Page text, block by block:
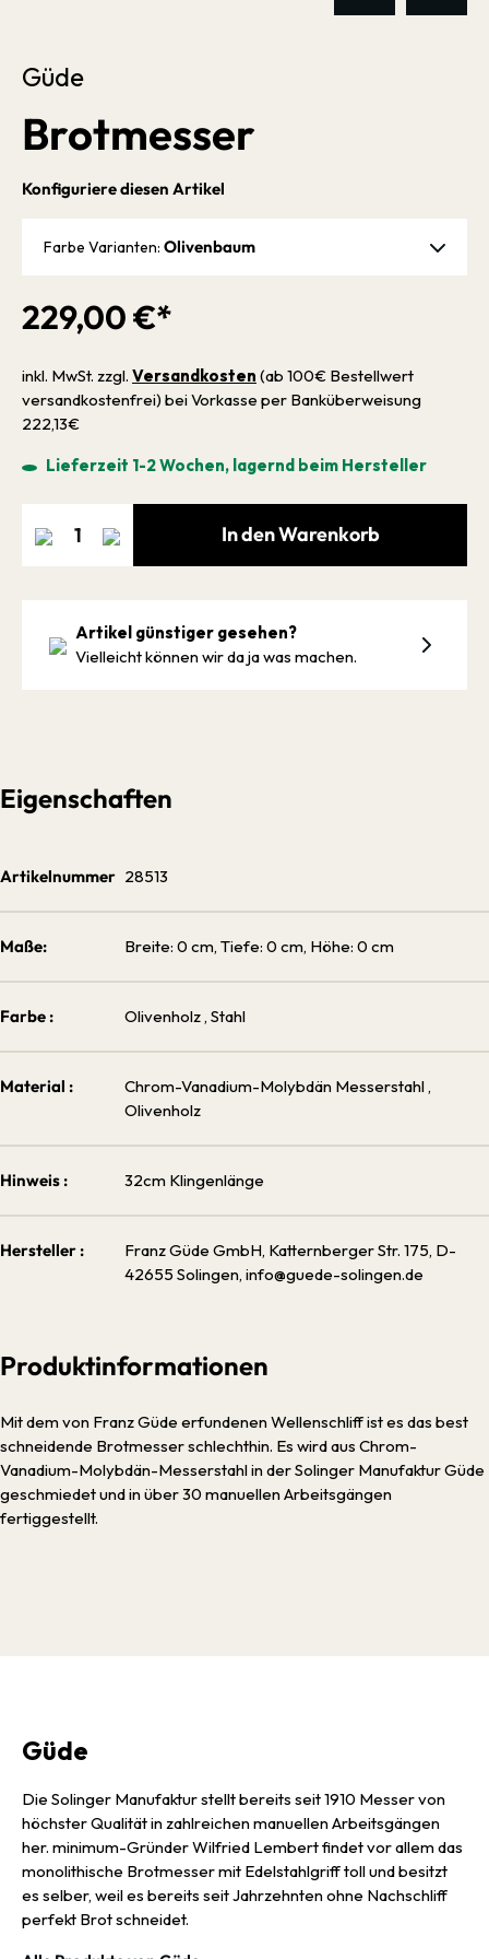
Güde
Brotmesser
229,00 €*
inkl. MwSt. zzgl. Versandkosten (ab 100€ Bestellwert
versandkostenfrei) bei Vorkasse per Banküberweisung
222,13€
Lieferzeit 1-2 Wochen, lagernd beim Hersteller
Konfiguriere diesen Artikel
Farbe Varianten: Olivenbaum
In den Warenkorb
Artikel günstiger gesehen?
Vielleicht können wir da ja was machen.
Eigenschaften
Artikelnummer 28513
Maße: Breite: 0 cm, Tiefe: 0 cm, Höhe: 0 cm
Farbe : Olivenholz , Stahl
Material : Chrom-Vanadium-Molybdän Messerstahl ,
Olivenholz
Hinweis : 32cm Klingenlänge
Hersteller :
Franz Güde GmbH, Katternberger Str. 175, D-
42655 Solingen, info@guede-solingen.de
Produktinformationen
Mit dem von Franz Güde erfundenen Wellenschliff ist es das best
schneidende Brotmesser schlechthin. Es wird aus Chrom-
Vanadium-Molybdän-Messerstahl in der Solinger Manufaktur Güde
geschmiedet und in über 30 manuellen Arbeitsgängen
fertiggestellt.
Güde
Die Solinger Manufaktur stellt bereits seit 1910 Messer von
höchster Qualität in zahlreichen manuellen Arbeitsgängen
her. minimum-Gründer Wilfried Lembert findet vor allem das
monolithische Brotmesser mit Edelstahlgriff toll und besitzt
es selber, weil es bereits seit Jahrzehnten ohne Nachschliff
perfekt Brot schneidet.